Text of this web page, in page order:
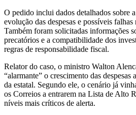
O pedido inclui dados detalhados sobre
evolução das despesas e possíveis
Também foram solicitadas informações
precatórios e a compatibilidade dos
regras de responsabilidade fiscal.
Relator do caso, o ministro Walton
“alarmante” o crescimento das
da estatal. Segundo ele, o cenário já
os Correios a entrarem na Lista de Alto
níveis mais críticos de alerta.